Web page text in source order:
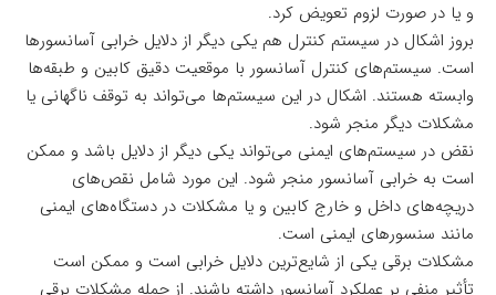
و یا در صورت لزوم تعویض کرد.
بروز اشکال در سیستم کنترل هم یکی دیگر از دلایل خرابی آسانسورها
است. سیستم‌های کنترل آسانسور با موقعیت دقیق کابین و طبقه‌ها
وابسته هستند. اشکال در این سیستم‌ها می‌تواند به توقف ناگهانی یا
مشکلات دیگر منجر شود.
نقض در سیستم‌های ایمنی می‌تواند یکی دیگر از دلایل باشد و ممکن
است به خرابی آسانسور منجر شود. این مورد شامل نقص‌های
دریچه‌های داخل و خارج کابین و یا مشکلات در دستگاه‌های ایمنی
مانند سنسورهای ایمنی است.
مشکلات برقی یکی از شایع‌ترین دلایل خرابی است و ممکن است